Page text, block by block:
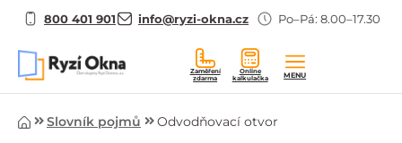
800 401 901 info@ryzi-okna.cz Po–Pá: 8.00–17.30
Zaměření
zdarma
Online
kalkulačka
MENU
ÚvodSlovník pojmů Odvodňovací otvor